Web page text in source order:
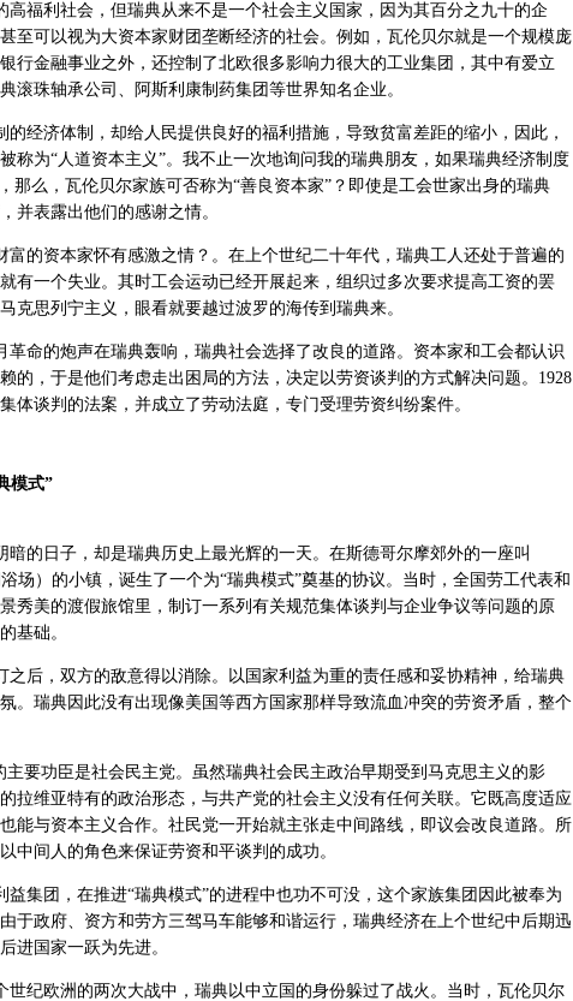
高福利社会，但瑞典从来不是一个社会主义国家，因为其百分之九十的企
至可以视为大资本家财团垄断经济的社会。例如，瓦伦贝尔就是一个规模庞
行金融事业之外，还控制了北欧很多影响力很大的工业集团，其中有爱立
滚珠轴承公司、阿斯利康制药集团等世界知名企业。
的经济体制，却给人民提供良好的福利措施，导致贫富差距的缩小，因此，
称为“人道资本主义”。我不止一次地询问我的瑞典朋友，如果瑞典经济制度
那么，瓦伦贝尔家族可否称为“善良资本家”？即使是工会世家出身的瑞典
并表露出他们的感谢之情。
富的资本家怀有感激之情？。在上个世纪二十年代，瑞典工人还处于普遍的
有一个失业。其时工会运动已经开展起来，组织过多次要求提高工资的罢
克思列宁主义，眼看就要越过波罗的海传到瑞典来。
革命的炮声在瑞典轰响，瑞典社会选择了改良的道路。资本家和工会都认识
的，于是他们考虑走出困局的方法，决定以劳资谈判的方式解决问题。1928
体谈判的法案，并成立了劳动法庭，专门受理劳资纠纷案件。
模式”
暗的日子，却是瑞典历史上最光辉的一天。在斯德哥尔摩郊外的一座叫
浴场）的小镇，诞生了一个为“瑞典模式”奠基的协议。当时，全国劳工代表和
秀美的渡假旅馆里，制订一系列有关规范集体谈判与企业争议等问题的原
基础。
之后，双方的敌意得以消除。以国家利益为重的责任感和妥协精神，给瑞典
。瑞典因此没有出现像美国等西方国家那样导致流血冲突的劳资矛盾，整个
主要功臣是社会民主党。虽然瑞典社会民主政治早期受到马克思主义的影
拉维亚特有的政治形态，与共产党的社会主义没有任何关联。它既高度适应
能与资本主义合作。社民党一开始就主张走中间路线，即议会改良道路。所
中间人的角色来保证劳资和平谈判的成功。
益集团，在推进“瑞典模式”的进程中也功不可没，这个家族集团因此被奉为
于政府、资方和劳方三驾马车能够和谐运行，瑞典经济在上个世纪中后期迅
进国家一跃为先进。
世纪欧洲的两次大战中，瑞典以中立国的身份躲过了战火。当时，瓦伦贝尔